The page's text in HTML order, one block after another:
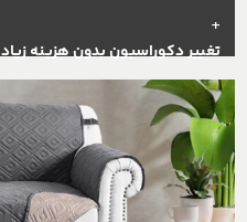
+
تغییر دکوراسیون بدون هزینه زیاد